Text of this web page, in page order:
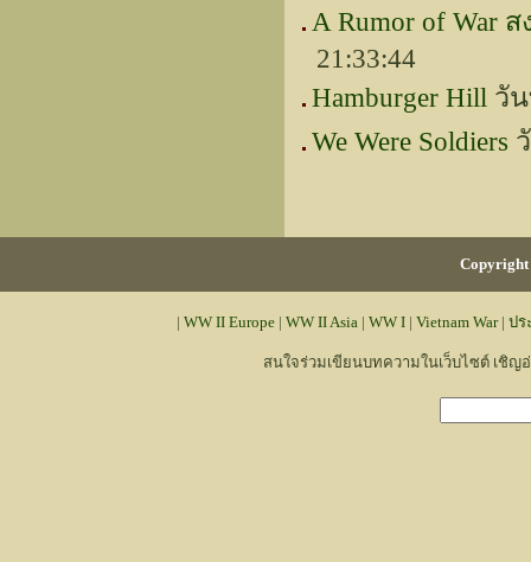
A Rumor of War
21:33:44
Hamburger Hill วั
We Were Soldiers
Copyright
|WW II Europe |WW II Asia |WW I |Vietnam War|ปร
สนใจร่วมเขียนบทความในเว็บไซต์ เชิญ